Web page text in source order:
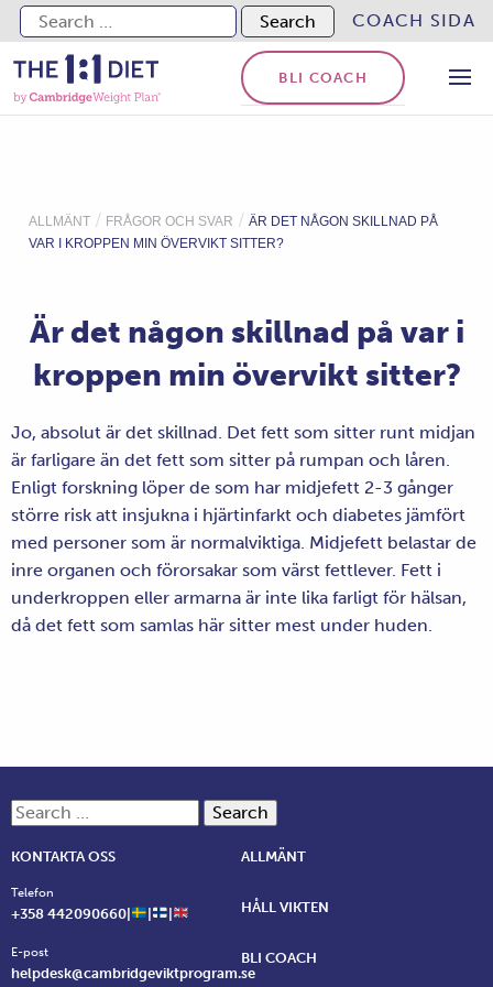
Search for: COACH SIDA
BLI COACH
ALLMÄNT / FRÅGOR OCH SVAR / ÄR DET NÅGON SKILLNAD PÅ
VAR I KROPPEN MIN ÖVERVIKT SITTER?
Är det någon skillnad på var i
kroppen min övervikt sitter?
Jo, absolut är det skillnad. Det fett som sitter runt midjan
är farligare än det fett som sitter på rumpan och låren.
Enligt forskning löper de som har midjefett 2-3 gånger
större risk att insjukna i hjärtinfarkt och diabetes jämfört
med personer som är normalviktiga. Midjefett belastar de
inre organen och förorsakar som värst fettlever. Fett i
underkroppen eller armarna är inte lika farligt för hälsan,
då det fett som samlas här sitter mest under huden.
Search for:
KONTAKTA OSS
Telefon
+358 442090660|
E-post
helpdesk@cambridgeviktprogram.se
ALLMÄNT
HÅLL VIKTEN
BLI COACH